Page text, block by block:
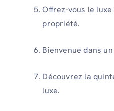
Offrez-vous le
propriété.
Bienvenue dans
Découvrez la
luxe.